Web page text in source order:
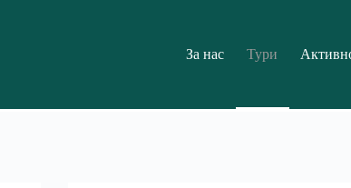
За нас Тури